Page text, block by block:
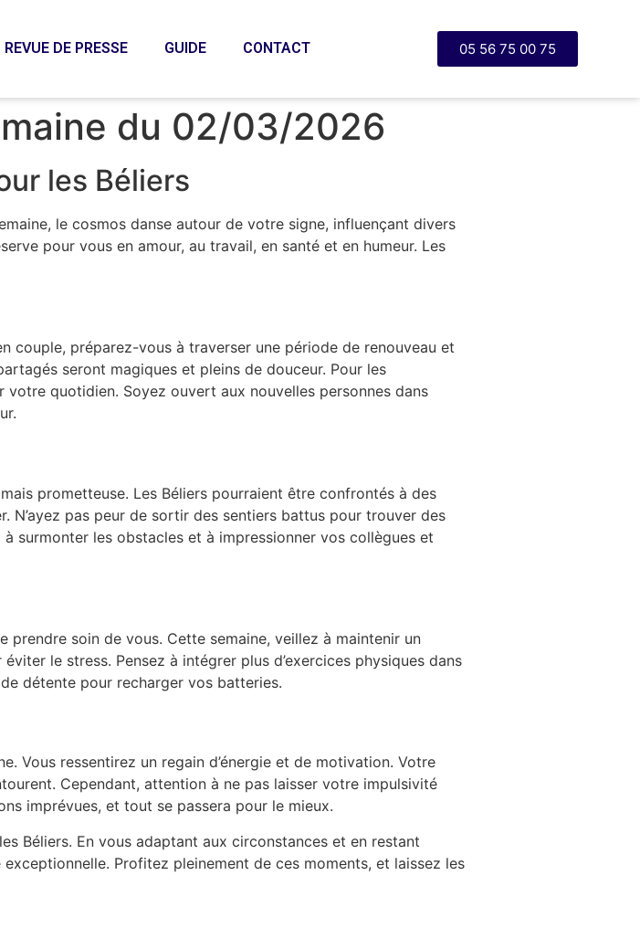
REVUE DE PRESSE GUIDE CONTACT 05 56 75 00 75
du 02/03/2026
les Béliers
le cosmos danse autour de votre signe, influençant divers
pour vous en amour, au travail, en santé et en humeur. Les
couple, préparez-vous à traverser une période de renouveau et
seront magiques et pleins de douceur. Pour les
quotidien. Soyez ouvert aux nouvelles personnes dans
prometteuse. Les Béliers pourraient être confrontés à des
N’ayez pas peur de sortir des sentiers battus pour trouver des
surmonter les obstacles et à impressionner vos collègues et
soin de vous. Cette semaine, veillez à maintenir un
le stress. Pensez à intégrer plus d’exercices physiques dans
détente pour recharger vos batteries.
Vous ressentirez un regain d’énergie et de motivation. Votre
Cependant, attention à ne pas laisser votre impulsivité
imprévues, et tout se passera pour le mieux.
Béliers. En vous adaptant aux circonstances et en restant
Profitez pleinement de ces moments, et laissez les